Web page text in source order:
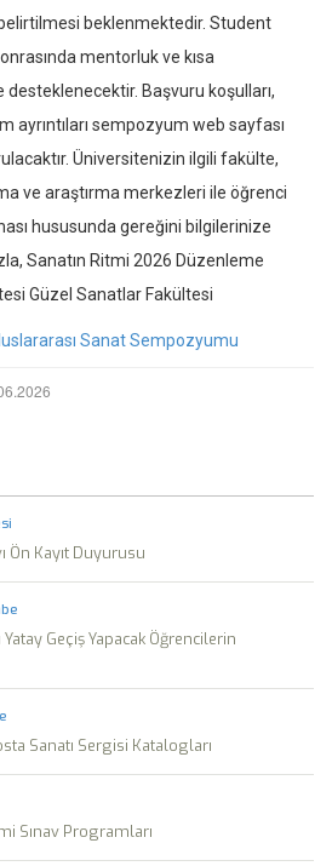
beklenmektedir. Student
mentorluk ve kısa
Başvuru koşulları,
ayrıntıları sempozyum web sayfası
Üniversitenizin ilgili fakülte,
ve araştırma merkezleri ile öğrenci
hususunda gereğini bilgilerinize
Sanatın Ritmi 2026 Düzenleme
Güzel Sanatlar Fakültesi
Sanat Sempozyumu
Ön Kayıt Duyurusu
Geçiş Yapacak Öğrencilerin
Sanatı Sergisi Katalogları
Sınav Programları